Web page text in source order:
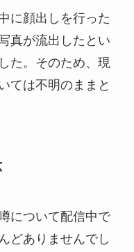
に顔出しを行った
真が流出したとい
た。そのため、現
ては不明のままと
について配信中で
どありませんでし